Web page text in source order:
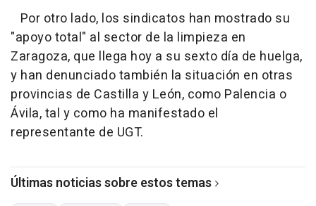
Por otro lado, los sindicatos han mostrado su
"apoyo total" al sector de la limpieza en
Zaragoza, que llega hoy a su sexto día de huelga,
y han denunciado también la situación en otras
provincias de Castilla y León, como Palencia o
Ávila, tal y como ha manifestado el
representante de UGT.
Últimas noticias sobre estos temas